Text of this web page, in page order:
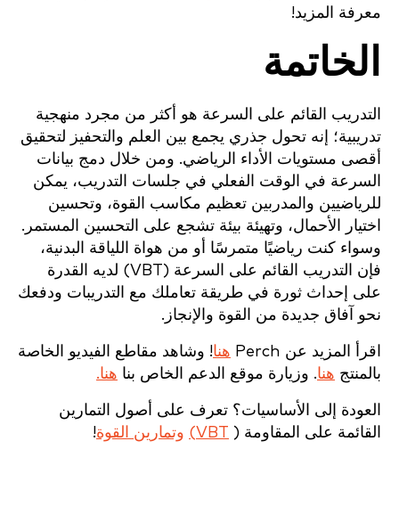
معرفة المزيد!
الخاتمة
التدريب القائم على السرعة هو أكثر من مجرد منهجية
تدريبية؛ إنه تحول جذري يجمع بين العلم والتحفيز لتحقيق
أقصى مستويات الأداء الرياضي. ومن خلال دمج بيانات
السرعة في الوقت الفعلي في جلسات التدريب، يمكن
للرياضيين والمدربين تعظيم مكاسب القوة، وتحسين
اختيار الأحمال، وتهيئة بيئة تشجع على التحسين المستمر.
وسواء كنت رياضيًا متمرسًا أو من هواة اللياقة البدنية،
فإن التدريب القائم على السرعة (VBT) لديه القدرة
على إحداث ثورة في طريقة تعاملك مع التدريبات ودفعك
نحو آفاق جديدة من القوة والإنجاز.
اقرأ المزيد عن Perch هنا! وشاهد مقاطع الفيديو الخاصة
بالمنتج هنا. وزيارة موقع الدعم الخاص بنا هنا.
العودة إلى الأساسيات؟ تعرف على أصول التمارين
القائمة على المقاومة ( VBT) وتمارين القوة!